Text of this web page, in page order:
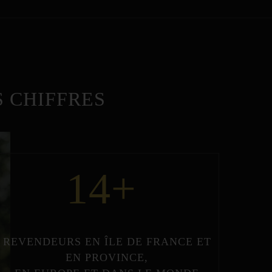
14+
REVENDEURS EN ÎLE DE FRANCE ET
EN PROVINCE,